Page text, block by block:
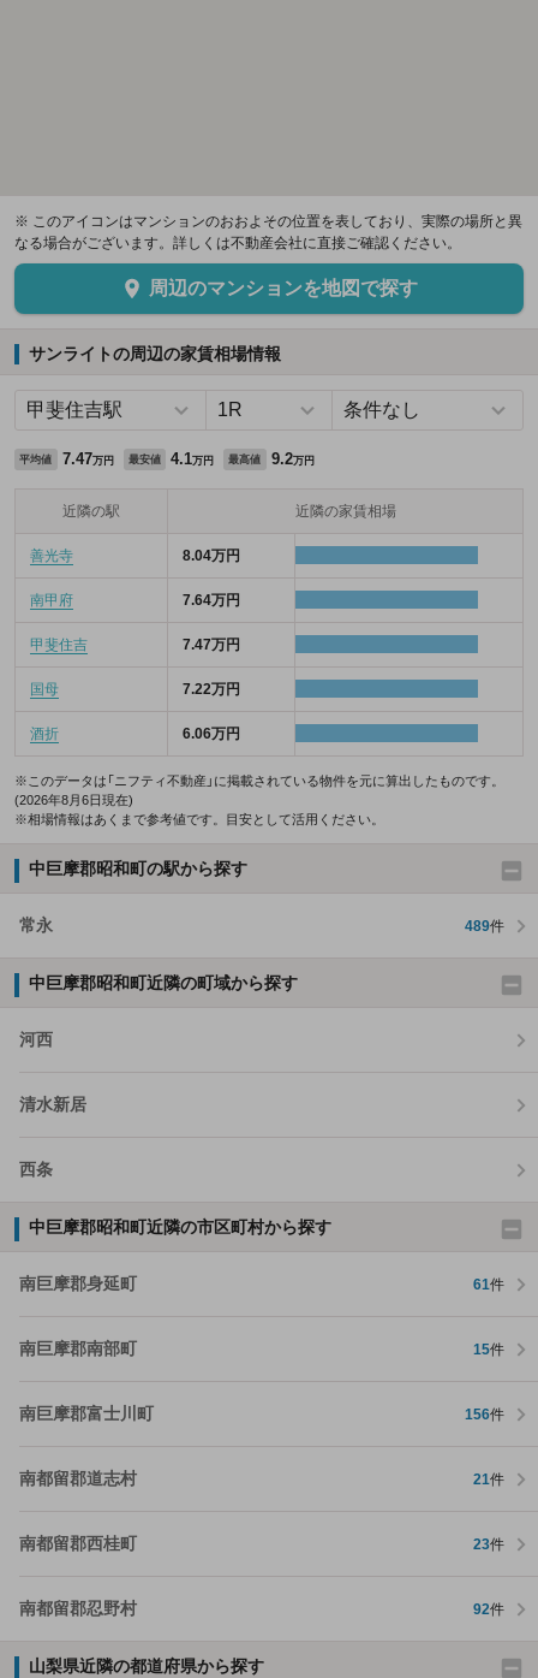
※ このアイコンはマンションのおおよその位置を表しており、実際の場所と異
なる場合がございます。詳しくは不動産会社に直接ご確認ください。
周辺のマンションを地図で探す
サンライトの周辺の家賃相場情報
平均値 7.47万円 最安値 4.1万円 最高値 9.2万円
近隣の駅 近隣の家賃相場
善光寺 8.04万円
南甲府 7.64万円
甲斐住吉 7.47万円
国母 7.22万円
酒折 6.06万円
※このデータは「ニフティ不動産」に掲載されている物件を元に算出したものです。
(2026年8月6日現在)
※相場情報はあくまで参考値です。目安として活用ください。
中巨摩郡昭和町の駅から探す
常永 489件
中巨摩郡昭和町近隣の町域から探す
河西
清水新居
西条
中巨摩郡昭和町近隣の市区町村から探す
南巨摩郡身延町 61件
南巨摩郡南部町 15件
南巨摩郡富士川町 156件
南都留郡道志村 21件
南都留郡西桂町 23件
南都留郡忍野村 92件
山梨県近隣の都道府県から探す